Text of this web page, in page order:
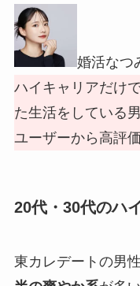
婚活なつ
ハイキャリアだけ
た生活をしている
ユーザーから高評
20代・30代のハ
東カレデートの男